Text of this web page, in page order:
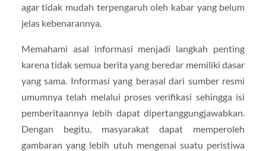
agar tidak mudah terpengaruh oleh kabar yang belum
jelas kebenarannya.
Memahami asal informasi menjadi langkah penting
karena tidak semua berita yang beredar memiliki dasar
yang sama. Informasi yang berasal dari sumber resmi
umumnya telah melalui proses verifikasi sehingga isi
pemberitaannya lebih dapat dipertanggungjawabkan.
Dengan begitu, masyarakat dapat memperoleh
gambaran yang lebih utuh mengenai suatu peristiwa